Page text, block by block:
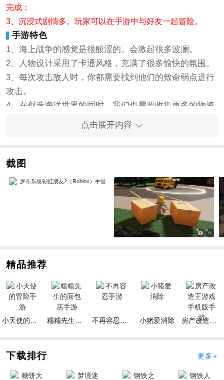
完成；
3、沉浸式剧情多。玩家可以在手游中与好友一起冒险。
手游特色
1、海上战争的感觉是很酸涩的。会激起很多波澜。
2、人物设计采用了卡通风格，充满了很多愉快的氛围。
3、每次攻击敌人时，你都需要找到他们的致命弱点进行
攻击。
4、在创造海洋世界的同时，我们也需要收集更多的物资
2、一旦这些敌人被打败，你就可以获得更多战利品。
3、在对抗不同的敌人时，我们可以使用更多的艾滋病。
4、与你的兄弟们组队，你可以一起对抗更多的敌人，并
1、可以藏在箱子里，快速躲避危险，小心被发现。
开始发现有趣的事情。
界中完成你的冒险故事。
4、在新的世界中发现更多令人兴奋的事情，控制你的角
色，去冒险，看看谁更快。
2、感觉更神奇和有趣的手游想法，继续前进和完成。
3、手游操作难度不是很高，可以循序渐进地体验各种模
点击展开内容
截图
精品推荐
小天使的冒险手游 糯糯先生的面包店手游 不再容忍手游 小猪爱消除 房产改造王游戏手机版手游
下载排行 更多+